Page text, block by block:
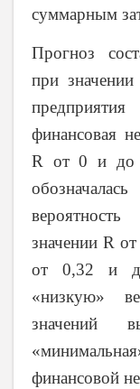
суммарным
Прогноз
при
финансовая
R от 0 и до
значении R
от 0,32 и
«низкую»
значений
финансовой